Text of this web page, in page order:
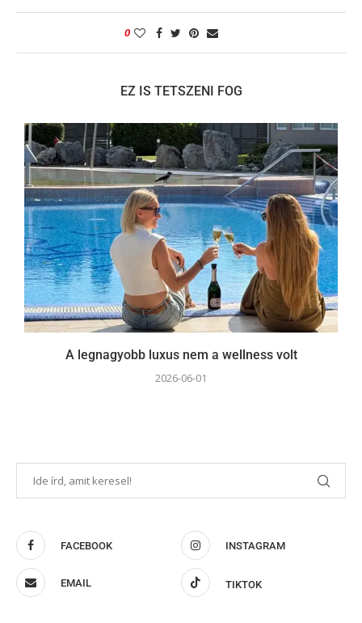
0
EZ IS TETSZENI FOG
A legnagyobb luxus nem a wellness volt
2026-06-01
FACEBOOK INSTAGRAM
EMAIL TIKTOK